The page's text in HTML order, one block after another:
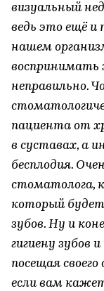
визуальный
ведь это ещё и
нашем
воспринимать
неправильно.
пациента от
в суставах, а
бесплодия.
стоматолога,
который
зубов. Ну и
гигиену зубов
посещая
если вам